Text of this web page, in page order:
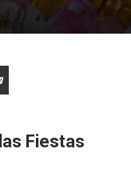
Fiestas